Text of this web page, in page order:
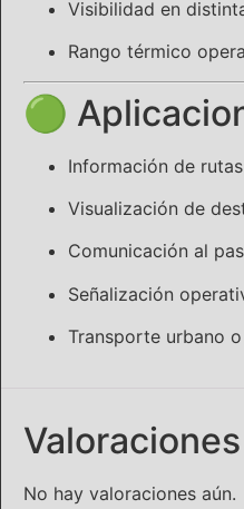
Visibilidad en
Rango térmico
🟢
Información de rutas
Visualización de
Comunicación al
Señalización
Transporte urbano
Valoraciones
No hay valoraciones aún.